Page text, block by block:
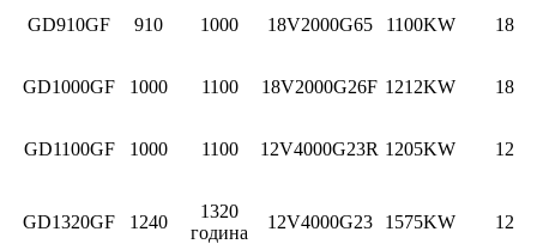
GD910GF 910 1000 18V2000G65 1100KW 18
GD1000GF 1000 1100 18V2000G26F 1212KW 18
GD1100GF 1000 1100 12V4000G23R 1205KW 12
GD1320GF 1240
1320
година
12V4000G23 1575KW 12